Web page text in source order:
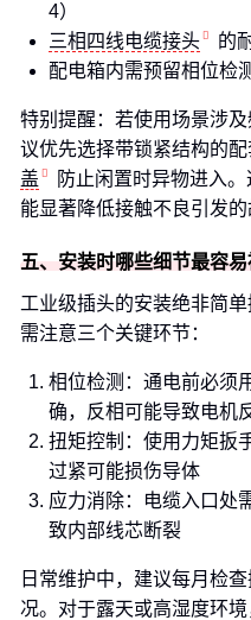
4）
三相四线电缆接头
的
配电箱内需预留相位检
特别提醒：若使用场景涉
议优先选择带锁紧结构的
盖
防止闲置时异物进入
能显著降低接触不良引发的
五、安装时哪些细节最容易
工业级插头的安装绝非简
需注意三个关键环节：
相位检测：通电前必须
确，反相可能导致电机
扭矩控制：使用力矩扳
过紧可能损伤导体
应力消除：电缆入口处
致内部线芯断裂
日常维护中，建议每月检
况。对于露天或高湿度环